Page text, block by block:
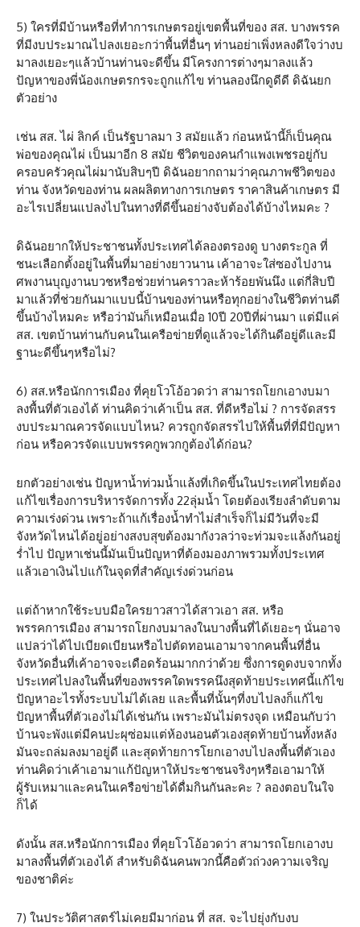
5) ใครที่มีบ้านหรือที่ทำการเกษตรอยู่เขตพื้นที่ของ สส. บางพรรค
ที่มีงบประมาณไปลงเยอะกว่าพื้นที่อื่นๆ ท่านอย่าเพิ่งหลงดีใจว่างบ
มาลงเยอะๆแล้วบ้านท่านจะดีขึ้น มีโครงการต่างๆมาลงแล้ว
ปัญหาของพี่น้องเกษตรกรจะถูกแก้ไข ท่านลองนึกดูดีดี ดิฉันยก
ตัวอย่าง
เช่น สส. ไผ่ ลิกค์ เป็นรัฐบาลมา 3 สมัยแล้ว ก่อนหน้านี้ก็เป็นคุณ
พ่อของคุณไผ่ เป็นมาอีก 8 สมัย ชีวิตของคนกำแพงเพชรอยู่กับ
ครอบครัวคุณไผ่มานับสิบๆปี ดิฉันอยากถามว่าคุณภาพชีวิตของ
ท่าน จังหวัดของท่าน ผลผลิตทางการเกษตร ราคาสินค้าเกษตร มี
อะไรเปลี่ยนแปลงไปในทางที่ดีขึ้นอย่างจับต้องได้บ้างไหมคะ ?
ดิฉันอยากให้ประชาชนทั้งประเทศได้ลองตรองดู บางตระกูล ที่
ชนะเลือกตั้งอยู่ในพื้นที่มาอย่างยาวนาน เค้าอาจะใส่ซองไปงาน
ศพงานบุญงานบวชหรือช่วยท่านคราวละห้าร้อยพันนึง แต่กี่สิบปี
มาแล้วที่ช่วยกันมาแบบนี้บ้านของท่านหรือทุกอย่างในชีวิตท่านดี
ขึ้นบ้างไหมคะ หรือว่ามันก็เหมือนเมื่อ 10ปี 20ปีที่ผ่านมา แต่มีแค่
สส. เขตบ้านท่านกับคนในเครือข่ายที่ดูแล้วจะได้กินดีอยู่ดีและมี
ฐานะดีขึ้นๆหรือไม่?
6) สส.หรือนักการเมือง ที่คุยโวโอ้อวดว่า สามารถโยกเอางบมา
ลงพื้นที่ตัวเองได้ ท่านคิดว่าเค้าเป็น สส. ที่ดีหรือไม่ ? การจัดสรร
งบประมาณควรจัดแบบไหน? ควรถูกจัดสรรไปให้พื้นที่ที่มีปัญหา
ก่อน หรือควรจัดแบบพรรคกูพวกกูต้องได้ก่อน?
ยกตัวอย่างเช่น ปัญหาน้ำท่วมน้ำแล้งที่เกิดขึ้นในประเทศไทยต้อง
แก้ไขเรื่องการบริหารจัดการทั้ง 22ลุ่มน้ำ โดยต้องเรียงลำดับตาม
ความเร่งด่วน เพราะถ้าแก้เรื่องน้ำทำไม่สำเร็จก็ไม่มีวันที่จะมี
จังหวัดไหนได้อยู่อย่างสงบสุขต้องมากังวลว่าจะท่วมจะแล้งกันอยู่
ร่ำไป ปัญหาเช่นนี้มันเป็นปัญหาที่ต้องมองภาพรวมทั้งประเทศ
แล้วเอาเงินไปแก้ในจุดที่สำคัญเร่งด่วนก่อน
แต่ถ้าหากใช้ระบบมือใครยาวสาวได้สาวเอา สส. หรือ
พรรคการเมือง สามารถโยกงบมาลงในบางพื้นที่ได้เยอะๆ นั่นอาจ
แปลว่าได้ไปเบียดเบียนหรือไปตัดทอนเอามาจากคนพื้นที่อื่น
จังหวัดอื่นที่เค้าอาจจะเดือดร้อนมากกว่าด้วย ซึ่งการดูดงบจากทั้ง
ประเทศไปลงในพื้นที่ของพรรคใดพรรคนึงสุดท้ายประเทศนี้แก้ไข
ปัญหาอะไรทั้งระบบไม่ได้เลย และพื้นที่นั้นๆที่งบไปลงก็แก้ไข
ปัญหาพื้นที่ตัวเองไม่ได้เช่นกัน เพราะมันไม่ตรงจุด เหมือนกับว่า
บ้านจะพังแต่มีคนปะผุซ่อมแต่ห้องนอนตัวเองสุดท้ายบ้านทั้งหลัง
มันจะถล่มลงมาอยู่ดี และสุดท้ายการโยกเอางบไปลงพื้นที่ตัวเอง
ท่านคิดว่าเค้าเอามาแก้ปัญหาให้ประชาชนจริงๆหรือเอามาให้
ผู้รับเหมาและคนในเครือข่ายได้ดื่มกินกันละคะ ? ลองตอบในใจ
ก็ได้
ดังนั้น สส.หรือนักการเมือง ที่คุยโวโอ้อวดว่า สามารถโยกเอางบ
มาลงพื้นที่ตัวเองได้ สำหรับดิฉันคนพวกนี้คือตัวถ่วงความเจริญ
ของชาติค่ะ
7) ในประวัติศาสตร์ไม่เคยมีมาก่อน ที่ สส. จะไปยุ่งกับงบ